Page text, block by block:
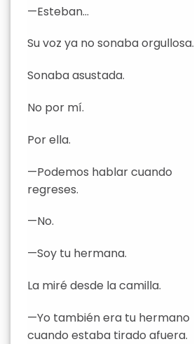
—Esteban…
Su voz ya no sonaba orgullosa.
Sonaba asustada.
No por mí.
Por ella.
—Podemos hablar cuando
regreses.
—No.
—Soy tu hermana.
La miré desde la camilla.
—Yo también era tu hermano
cuando estaba tirado afuera.